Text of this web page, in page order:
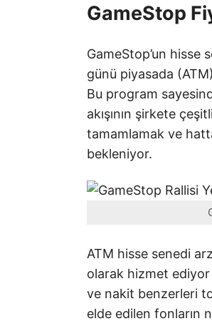
GameStop
GameStop’un hisse
günü piyasada
Bu program
akışının şirkete
tamamlamak ve
bekleniyor.
ATM hisse senedi
olarak hizmet ediyor
ve nakit benzerleri
elde edilen fonların